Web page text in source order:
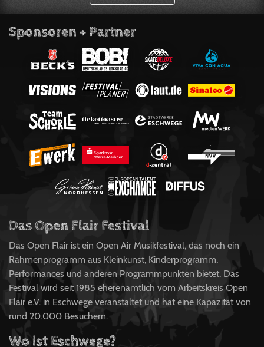
Sponsoren + Partner
Das Open Flair Festival
Das Open Flair ist ein Open Air Musikfestival, das noch ein
Rahmenprogramm aus Kleinkunst, Kinderprogramm,
Performances und anderen Programmpunkten bietet. Das
Festival wird seit 1985 eherenamtlich vom Arbeitskreis Open
Flair e.V. in Eschwege veranstaltet und hat eine Kapazität von
rund 20.000 Besuchern.
Wo ist Eschwege?